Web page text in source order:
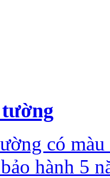
có
hành 5